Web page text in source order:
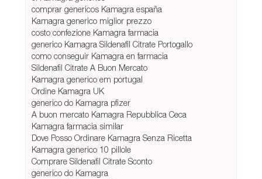
comprar genericos Kamagra españa
Kamagra generico miglior prezzo
costo confezione Kamagra farmacia
generico Kamagra Sildenafil Citrate Portogallo
como conseguir Kamagra en farmacia
Sildenafil Citrate A Buon Mercato
Kamagra generico em portugal
Ordine Kamagra UK
generico do Kamagra pfizer
A buon mercato Kamagra Repubblica Ceca
Kamagra farmacia similar
Dove Posso Ordinare Kamagra Senza Ricetta
Kamagra generico 10 pillole
Comprare Sildenafil Citrate Sconto
generico do Kamagra